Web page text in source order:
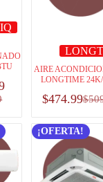
AIRE
LONGTIME
$
$474.99
¡OFERTA!